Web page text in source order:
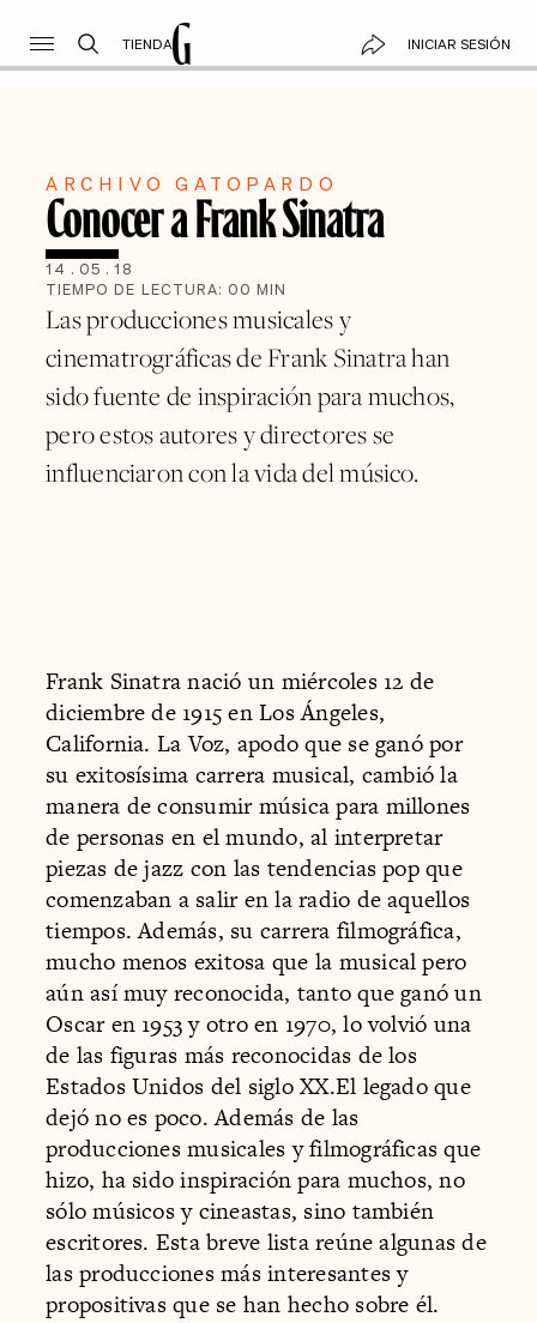
TIENDA INICIAR SESIÓN
ARCHIVO GATOPARDO
Conocer a Frank Sinatra
14 . 05 . 18
TIEMPO DE LECTURA: 00 MIN
Las producciones musicales y
cinematrográficas de Frank Sinatra han
sido fuente de inspiración para muchos,
pero estos autores y directores se
influenciaron con la vida del músico.
Frank Sinatra nació un miércoles 12 de
diciembre de 1915 en Los Ángeles,
California. La Voz, apodo que se ganó por
su exitosísima carrera musical, cambió la
manera de consumir música para millones
de personas en el mundo, al interpretar
piezas de jazz con las tendencias pop que
comenzaban a salir en la radio de aquellos
tiempos. Además, su carrera filmográfica,
mucho menos exitosa que la musical pero
aún así muy reconocida, tanto que ganó un
Oscar en 1953 y otro en 1970, lo volvió una
de las figuras más reconocidas de los
Estados Unidos del siglo XX.El legado que
dejó no es poco. Además de las
producciones musicales y filmográficas que
hizo, ha sido inspiración para muchos, no
sólo músicos y cineastas, sino también
escritores. Esta breve lista reúne algunas de
las producciones más interesantes y
propositivas que se han hecho sobre él.